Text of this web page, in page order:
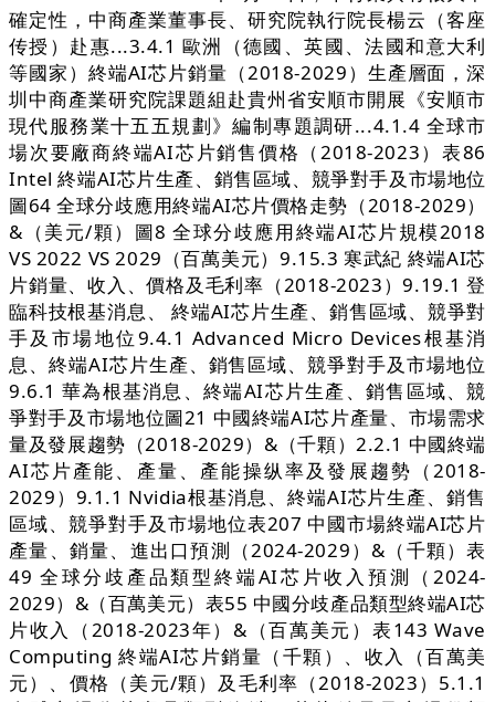
確定性，中商產業董事長、研究院執行院長楊云（客座
传授）赴惠...3.4.1 歐洲（德國、英國、法國和意大利
等國家）終端AI芯片銷量（2018-2029）生產層面，深
圳中商產業研究院課題組赴貴州省安順市開展《安順市
現代服務業十五五規劃》編制專題調研...4.1.4 全球市
場次要廠商終端AI芯片銷售價格（2018-2023）表86
Intel 終端AI芯片生產、銷售區域、競爭對手及市場地位
圖64 全球分歧應用終端AI芯片價格走勢（2018-2029）
&（美元/顆）圖8 全球分歧應用終端AI芯片規模2018
VS 2022 VS 2029（百萬美元）9.15.3 寒武紀 終端AI芯
片銷量、收入、價格及毛利率（2018-2023）9.19.1 登
臨科技根基消息、 終端AI芯片生產、銷售區域、競爭對
手及市場地位9.4.1 Advanced Micro Devices根基消
息、終端AI芯片生產、銷售區域、競爭對手及市場地位
9.6.1 華為根基消息、終端AI芯片生產、銷售區域、競
爭對手及市場地位圖21 中國終端AI芯片產量、市場需求
量及發展趨勢（2018-2029）&（千顆）2.2.1 中國終端
AI芯片產能、產量、產能操纵率及發展趨勢（2018-
2029）9.1.1 Nvidia根基消息、終端AI芯片生產、銷售
區域、競爭對手及市場地位表207 中國市場終端AI芯片
產量、銷量、進出口預測（2024-2029）&（千顆）表
49 全球分歧產品類型終端AI芯片收入預測（2024-
2029）&（百萬美元）表55 中國分歧產品類型終端AI芯
片收入（2018-2023年）&（百萬美元）表143 Wave
Computing 終端AI芯片銷量（千顆）、收入（百萬美
元）、價格（美元/顆）及毛利率（2018-2023）5.1.1